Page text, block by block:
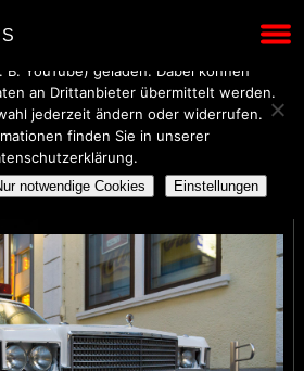
ONIONS
notwendige Cookies, um den Betrieb
Mit Ihrer Einwilligung werden
YouTube) geladen. Dabei können
an Drittanbieter übermittelt werden.
jederzeit ändern oder widerrufen.
finden Sie in unserer
notwendige Cookies Einstellungen